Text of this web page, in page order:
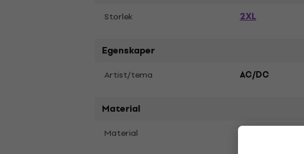
Storlek 2XL
Egenskaper
Artist/tema AC/DC
Material
Material